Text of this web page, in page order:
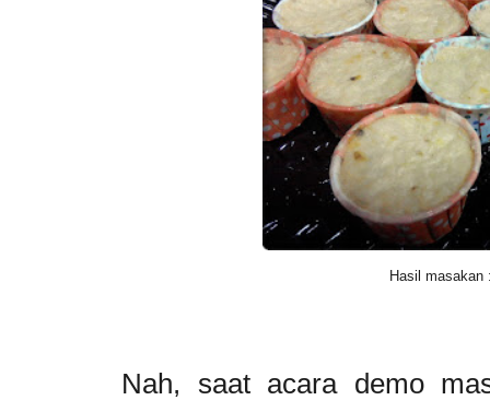
Hasil masakan
Nah, saat acara demo